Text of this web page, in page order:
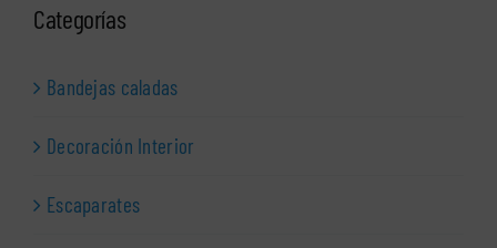
Categorías
Bandejas caladas
Decoración Interior
Escaparates